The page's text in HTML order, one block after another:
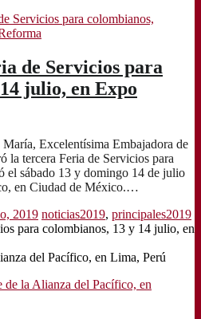
de Servicios para
julio, en Expo
Excelentísima Embajadora de
la tercera Feria de Servicios para
el sábado 13 y domingo 14 de julio
en Ciudad de México.…
2019 noticias2019, principales2019
para colombianos, 13 y 14 julio, en
del Pacífico, en Lima, Perú